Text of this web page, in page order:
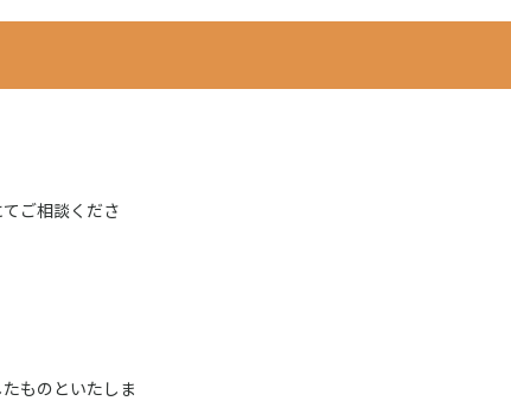
ご相談くださ
ものといたしま